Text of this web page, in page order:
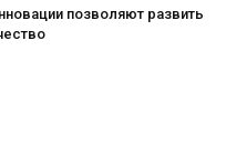
позволяют развить